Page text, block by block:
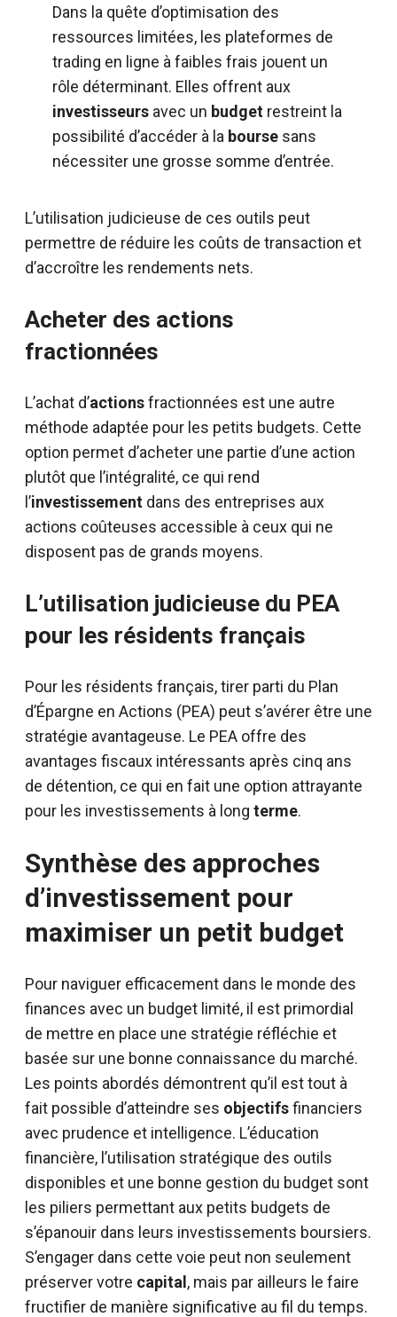
Dans la quête d’optimisation des
ressources limitées, les plateformes de
trading en ligne à faibles frais jouent un
rôle déterminant. Elles offrent aux
investisseurs avec un budget restreint la
possibilité d’accéder à la bourse sans
nécessiter une grosse somme d’entrée.
L’utilisation judicieuse de ces outils peut
permettre de réduire les coûts de transaction et
d’accroître les rendements nets.
Acheter des actions
fractionnées
L’achat d’actionsfractionnées est une autre
méthode adaptée pour les petits budgets. Cette
option permet d’acheter une partie d’une action
plutôt que l’intégralité, ce qui rend
l’investissement dans des entreprises aux
actions coûteuses accessible à ceux qui ne
disposent pas de grands moyens.
L’utilisation judicieuse du PEA
pour les résidents français
Pour les résidents français, tirer parti du Plan
d’Épargne en Actions (PEA) peut s’avérer être une
stratégie avantageuse. Le PEA offre des
avantages fiscaux intéressants après cinq ans
de détention, ce qui en fait une option attrayante
pour les investissements à long terme.
Synthèse des approches
d’investissement pour
maximiser un petit budget
Pour naviguer efficacement dans le monde des
finances avec un budget limité, il est primordial
de mettre en place une stratégie réfléchie et
basée sur une bonne connaissance du marché.
Les points abordés démontrent qu’il est tout à
fait possible d’atteindre ses objectifsfinanciers
avec prudence et intelligence. L’éducation
financière, l’utilisation stratégique des outils
disponibles et une bonne gestion du budget sont
les piliers permettant aux petits budgets de
s’épanouir dans leurs investissements boursiers.
S’engager dans cette voie peut non seulement
préserver votre capital , mais par ailleurs le faire
fructifier de manière significative au fil du temps.